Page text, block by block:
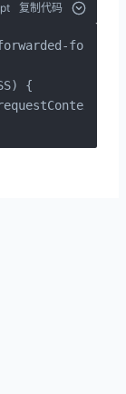
复制代码
{